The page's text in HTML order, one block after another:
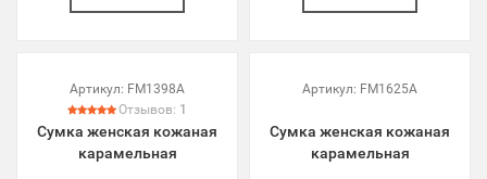
Артикул: FM1398A
Отзывов: 1
Сумка женская кожаная
карамельная
Артикул: FM1625A
Сумка женская кожаная
карамельная